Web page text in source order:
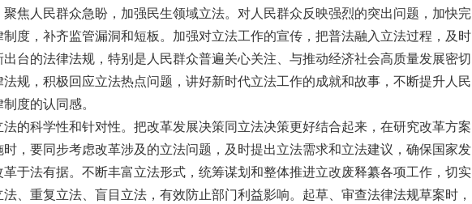
聚焦人民群众急盼，加强民生领域立法。对人民群众反映强烈的突出问题，加快完
度，补齐监管漏洞和短板。加强对立法工作的宣传，把普法融入立法过程，及时
台的法律法规，特别是人民群众普遍关心关注、与推动经济社会高质量发展密切
规，积极回应立法热点问题，讲好新时代立法工作的成就和故事，不断提升人民
度的认同感。
的科学性和针对性。把改革发展决策同立法决策更好结合起来，在研究改革方案
，要同步考虑改革涉及的立法问题，及时提出立法需求和立法建议，确保国家发
革于法有据。不断丰富立法形式，统筹谋划和整体推进立改废释纂各项工作，切实
、重复立法、盲目立法，有效防止部门利益影响。起草、审查法律法规草案时，